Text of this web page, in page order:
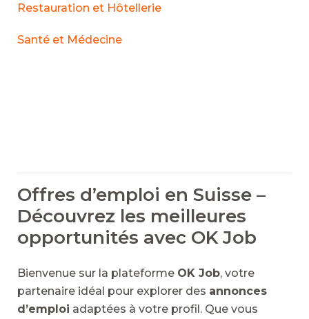
Restauration et Hôtellerie
Santé et Médecine
Offres d’emploi en Suisse –
Découvrez les meilleures
opportunités avec OK Job
Bienvenue sur la plateforme OK Job, votre
partenaire idéal pour explorer des annonces
d’emploi adaptées à votre profil. Que vous